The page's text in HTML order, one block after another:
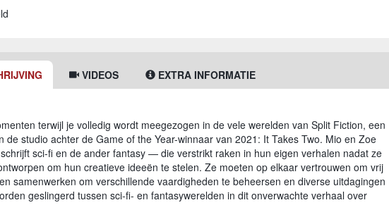
VIDEOS EXTRA INFORMATIE
terwijl je volledig wordt meegezogen in de vele werelden van Split Fiction, een
studio achter de Game of the Year-winnaar van 2021: It Takes Two. Mio en Zoe
sci-fi en de ander fantasy — die verstrikt raken in hun eigen verhalen nadat ze
om hun creatieve ideeën te stelen. Ze moeten op elkaar vertrouwen om vrij
samenwerken om verschillende vaardigheden te beheersen en diverse uitdagingen
geslingerd tussen sci-fi- en fantasywerelden in dit onverwachte verhaal over